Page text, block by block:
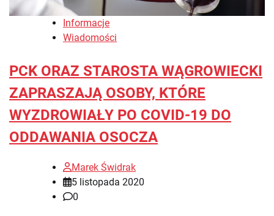
Informacje
Wiadomości
PCK ORAZ STAROSTA WĄGROWIECKI
ZAPRASZAJĄ OSOBY, KTÓRE
WYZDROWIAŁY PO COVID-19 DO
ODDAWANIA OSOCZA
Marek Świdrak
5 listopada 2020
0